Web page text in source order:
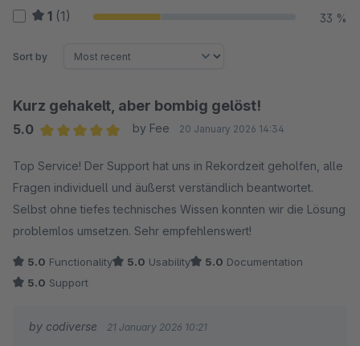
1 (1) 33 %
Sort by
Kurz gehakelt, aber bombig gelöst!
5.0
by Fee 20 January 2026 14:34
Top Service! Der Support hat uns in Rekordzeit geholfen, alle
Fragen individuell und äußerst verständlich beantwortet.
Selbst ohne tiefes technisches Wissen konnten wir die Lösung
problemlos umsetzen. Sehr empfehlenswert!
5.0 Functionality 5.0 Usability 5.0 Documentation
5.0 Support
by codiverse 21 January 2026 10:21